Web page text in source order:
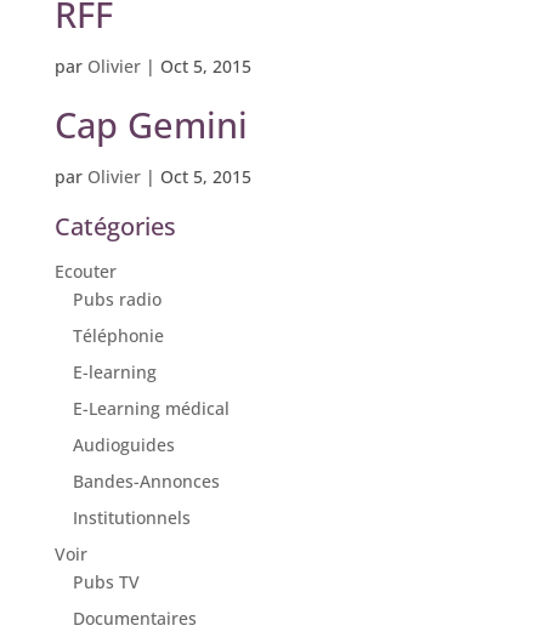
RFF
par Olivier| Oct 5, 2015
Cap Gemini
par Olivier| Oct 5, 2015
Catégories
Ecouter
Pubs radio
Téléphonie
E-learning
E-Learning médical
Audioguides
Bandes-Annonces
Institutionnels
Voir
Pubs TV
Documentaires